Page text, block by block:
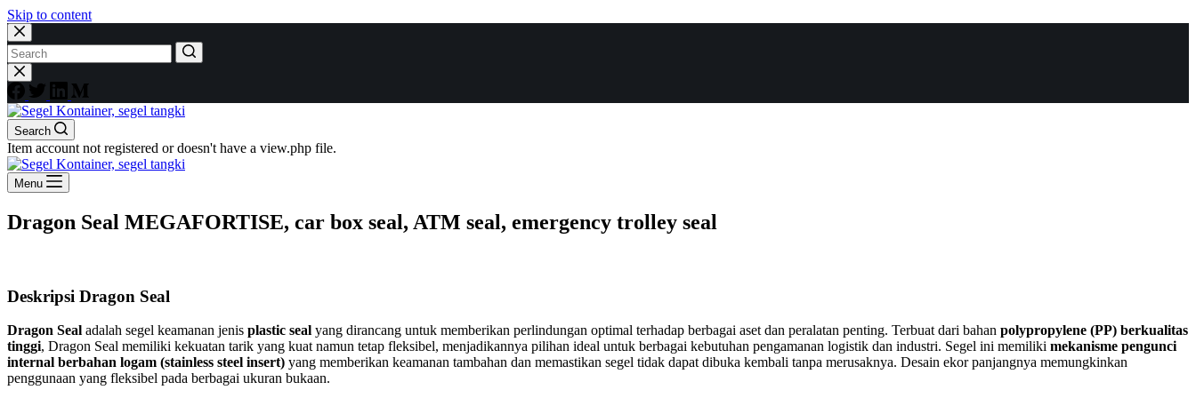
Skip to content
No
results
Search
Item account not registered or doesn't have a view.php file.
Menu
Dragon Seal MEGAFORTISE, car box seal, ATM seal, emergency trolley seal
Deskripsi Dragon Seal
Dragon Seal adalah segel keamanan jenis plastic seal yang dirancang untuk memberikan perlindungan optimal terhadap berbagai aset dan peralatan penting. Terbuat dari bahan polypropylene (PP) berkualitas
tinggi, Dragon Seal memiliki kekuatan tarik yang kuat namun tetap fleksibel, menjadikannya pilihan ideal untuk berbagai kebutuhan pengamanan logistik dan industri. Segel ini memiliki mekanisme pengunci
internal berbahan logam (stainless steel insert) yang memberikan keamanan tambahan dan memastikan segel tidak dapat dibuka kembali tanpa merusaknya. Desain ekor panjangnya memungkinkan
penggunaan yang fleksibel pada berbagai ukuran bukaan.